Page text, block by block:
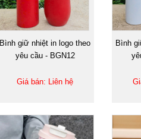
Bình giữ nhiệt in logo theo
yêu cầu - BGN12
Giá bán: Liên hệ
Bình